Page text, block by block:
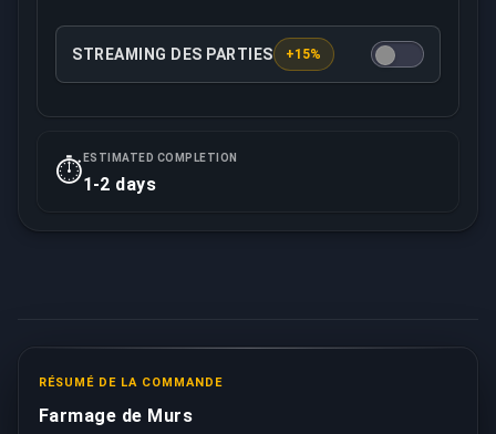
Votre booster assigné enregistrera ou diffusera
STREAMING DES PARTIES +15%
⏱️ ESTIMATED COMPLETION
1-2 days
RÉSUMÉ DE LA COMMANDE
Farmage de Murs